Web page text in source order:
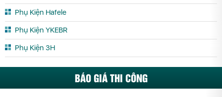
Phụ Kiện Hafele
Phụ Kiện YKEBR
Phụ Kiện 3H
BÁO GIÁ THI CÔNG